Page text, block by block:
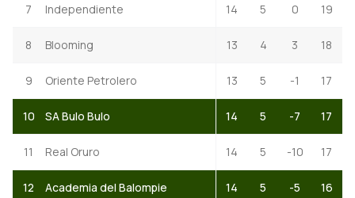
7 Independiente 14 5 0 19
8 Blooming 13 4 3 18
9 Oriente Petrolero 13 5 -1 17
10 SA Bulo Bulo 14 5 -7 17
11 Real Oruro 14 5 -10 17
12 Academia del Balompie 14 5 -5 16